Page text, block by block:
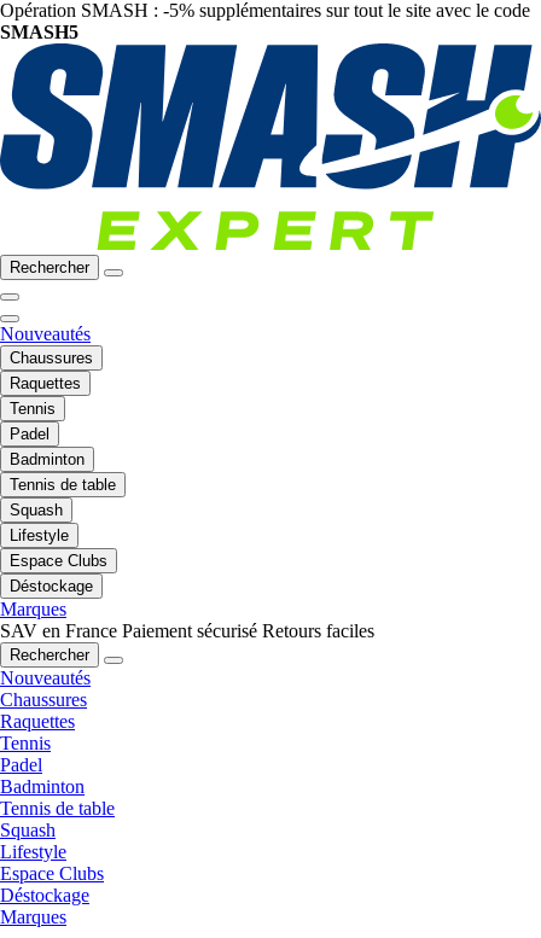
Opération SMASH : -5% supplémentaires sur tout le site avec le code
SMASH5
Rechercher
Nouveautés
Chaussures
Raquettes
Tennis
Padel
Badminton
Tennis de table
Squash
Lifestyle
Espace Clubs
Déstockage
Marques
SAV en France Paiement sécurisé Retours faciles
Rechercher
Nouveautés
Chaussures
Raquettes
Tennis
Padel
Badminton
Tennis de table
Squash
Lifestyle
Espace Clubs
Déstockage
Marques